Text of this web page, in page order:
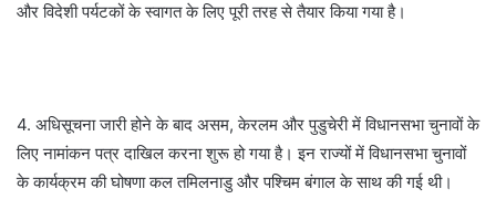
और विदेशी पर्यटकों के स्वागत के लिए पूरी तरह से तैयार किया गया है।
4. अधिसूचना जारी होने के बाद असम, केरलम और पुडुचेरी में विधानसभा चुनावों के
लिए नामांकन पत्र दाखिल करना शुरू हो गया है। इन राज्यों में विधानसभा चुनावों
के कार्यक्रम की घोषणा कल तमिलनाडु और पश्चिम बंगाल के साथ की गई थी।